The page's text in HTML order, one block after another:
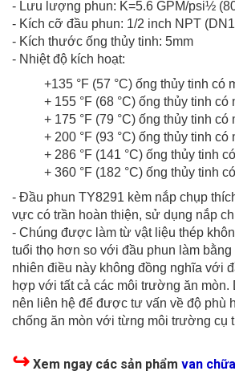
- Lưu lượng phun: K=5.6 GPM/psi½
- Kích cỡ đầu phun: 1/2 inch NPT
- Kích thước ống thủy tinh: 5mm
- Nhiệt độ kích hoạt:
+135 °F (57 °C) ống thủy tinh có
+ 155 °F (68 °C) ống thủy tinh có
+ 175 °F (79 °C) ống thủy tinh có
+ 200 °F (93 °C) ống thủy tinh có
+ 286 °F (141 °C) ống thủy tinh
+ 360 °F (182 °C) ống thủy tinh
- Đầu phun TY8291 kèm nắp chụp
vực có trần hoàn thiện, sử dụng nắp
- Chúng được làm từ vật liệu thép
tuổi thọ hơn so với đầu phun làm
nhiên điều này không đồng nghĩa với
hợp với tất cả các môi trường ăn
nên liên hệ để được tư vấn về độ phù
chống ăn mòn với từng môi trường cụ
↪ Xem ngay các sản phẩm van